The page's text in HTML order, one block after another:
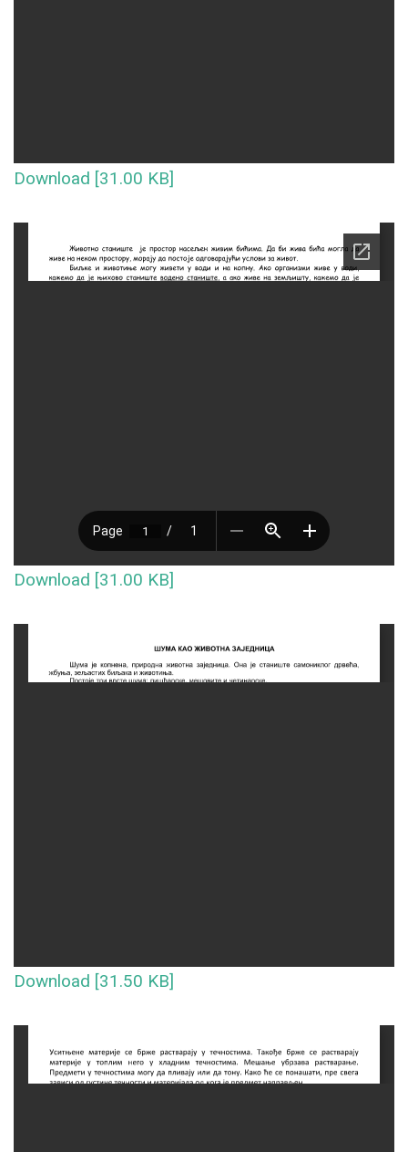
Download [31.00 KB]
Download [31.00 KB]
Download [31.50 KB]